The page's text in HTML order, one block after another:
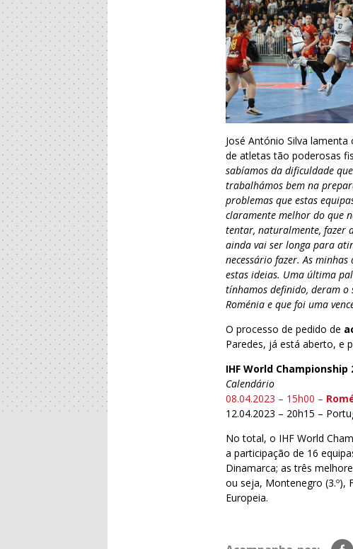
José António Silva
de atletas tão poderosas
sabíamos da dificuldade
trabalhámos bem na
problemas que estas
claramente melhor do que
tentar, naturalmente, fazer
ainda vai ser longa para
necessário fazer. As
estas ideias. Uma última
tínhamos definido, deram o
Roménia e que foi uma
O processo de pedido de
Paredes, já está aberto, e
IHF World Championship
Calendário
08.04.2023 – 15h00 –
12.04.2023 – 20h15 –
No total, o IHF World
a participação de 16
Dinamarca; as três
ou seja, Montenegro (3.º),
Europeia.